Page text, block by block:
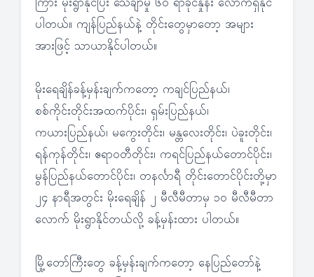
ကြား မိုးရွာနိုင်ပြီး သေချာမှု ၆၀ ရာခိုင်နှုန်း လောက်ရှိနိုင်
ပါတယ်။ ကျန်ပြည်နယ်နဲ့ တိုင်းတွေမှာတော့ အများ
အားဖြင့် သာယာနိုင်ပါတယ်။
မိုးရေချိန်ခန့်မှန်းချက်ကတော့ ကချင်ပြည်နယ်၊
စစ်ကိုင်းတိုင်းအထက်ပိုင်း၊ ရှမ်းပြည်နယ်၊
ကယားပြည်နယ်၊ မကွေးတိုင်း၊ မန္တလေးတိုင်း၊ ပဲခူးတိုင်း၊
ရန်ကုန်တိုင်း၊ ဧရာဝတီတိုင်း၊ ကရင်ပြည်နယ်တောင်ပိုင်း၊
မွန်ပြည်နယ်တောင်ပိုင်း၊ တနင်္လာရီ တိုင်းတောင်ပိုင်းတို့မှာ
၂၄ နာရီအတွင်း မိုးရေချိန် ၂ မီလီမီတာမှ ၁၀ မီလီမီတာ
လောက် မိုးရွာနိုင်တယ်လို့ ခန့်မှန်းထား ပါတယ်။
မြို့တော်ကြီးတွေ ခန့်မှန်းချက်ကတော့ နေပြည်တော်နဲ့